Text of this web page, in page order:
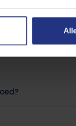
instellingen
rekening of u
NL60 RABO